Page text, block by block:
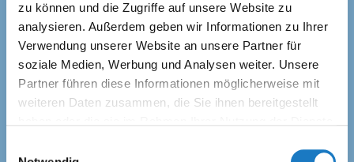
zu können und die Zugriffe auf unsere Website zu
analysieren. Außerdem geben wir Informationen zu Ihrer
Verwendung unserer Website an unsere Partner für
soziale Medien, Werbung und Analysen weiter. Unsere
Partner führen diese Informationen möglicherweise mit
weiteren Daten zusammen, die Sie ihnen bereitgestellt